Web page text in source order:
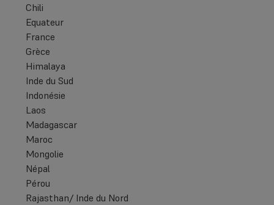
Chili
Equateur
France
Grèce
Himalaya
Inde du Sud
Indonésie
Laos
Madagascar
Maroc
Mongolie
Népal
Pérou
Rajasthan/ Inde du Nord